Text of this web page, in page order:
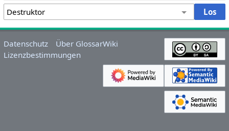
Datenschutz
Über GlossarWiki
Lizenzbestimmungen